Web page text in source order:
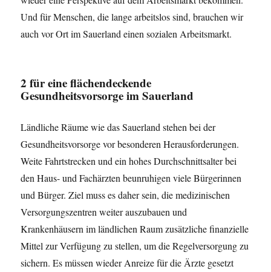
Und für Menschen, die lange arbeitslos sind, brauchen wir
auch vor Ort im Sauerland einen sozialen Arbeitsmarkt.
2 für eine flächendeckende
Gesundheitsvorsorge im Sauerland
Ländliche Räume wie das Sauerland stehen bei der
Gesundheitsvorsorge vor besonderen Herausforderungen.
Weite Fahrtstrecken und ein hohes Durchschnittsalter bei
den Haus- und Fachärzten beunruhigen viele Bürgerinnen
und Bürger. Ziel muss es daher sein, die medizinischen
Versorgungszentren weiter auszubauen und
Krankenhäusern im ländlichen Raum zusätzliche finanzielle
Mittel zur Verfügung zu stellen, um die Regelversorgung zu
sichern. Es müssen wieder Anreize für die Ärzte gesetzt